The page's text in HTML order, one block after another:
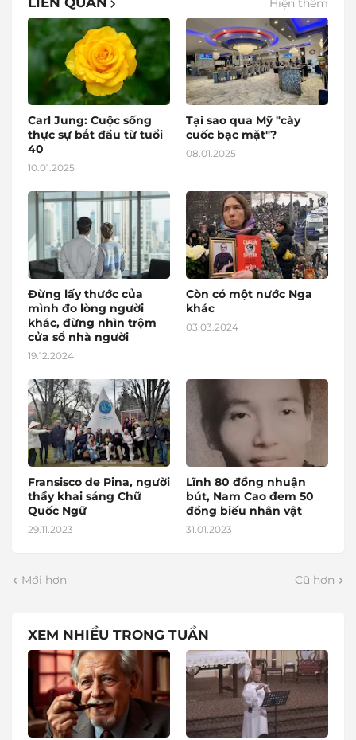
Hiện thêm
Carl Jung: Cuộc sống
thực sự bắt đầu từ tuổi
40
10.01.2025
Tại sao qua Mỹ "cày
cuốc bạc mặt"?
08.01.2025
Đừng lấy thước của
mình đo lòng người
khác, đừng nhìn trộm
cửa sổ nhà người
19.12.2024
Còn có một nước Nga
khác
03.03.2024
Fransisco de Pina, người
thầy khai sáng Chữ
Quốc Ngữ
29.11.2023
Lĩnh 80 đồng nhuận
bút, Nam Cao đem 50
đồng biếu nhân vật
31.01.2023
Mới hơn Cũ hơn
XEM NHIỀU TRONG TUẦN